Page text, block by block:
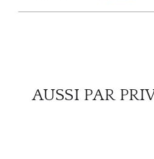
AUSSI PAR